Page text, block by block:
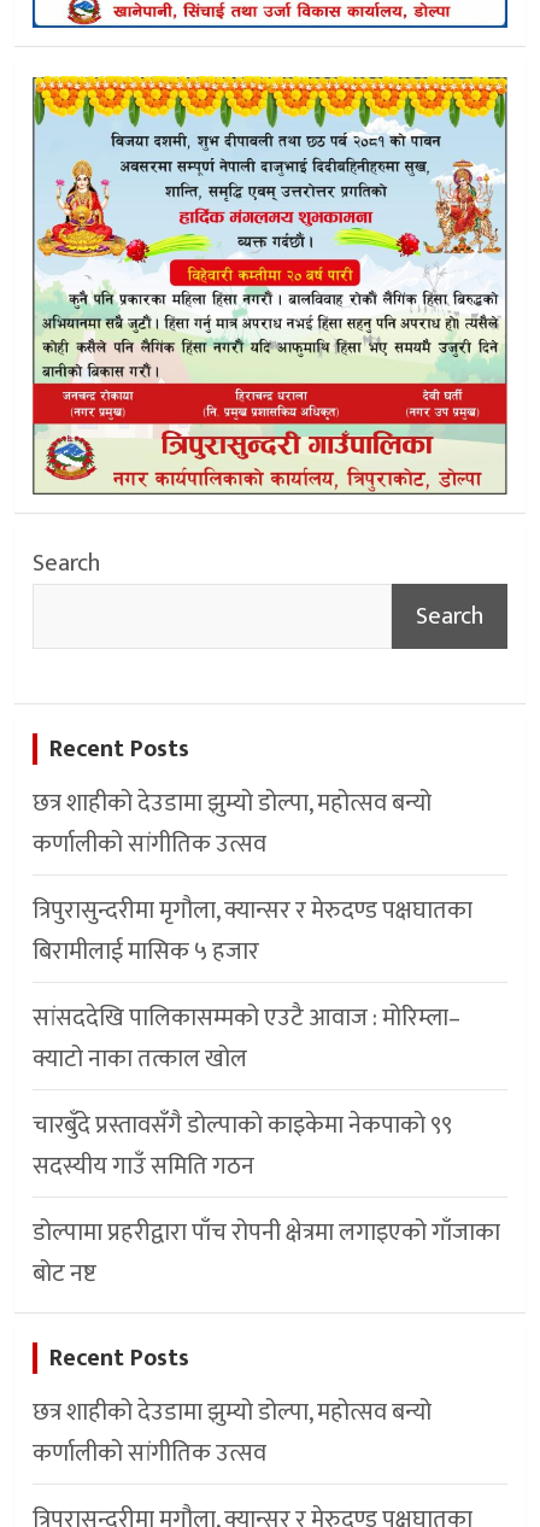
Search
Search
Recent Posts
छत्र शाहीको देउडामा झुम्यो डोल्पा, महोत्सव बन्यो
कर्णालीको सांगीतिक उत्सव
त्रिपुरासुन्दरीमा मृगौला, क्यान्सर र मेरुदण्ड पक्षघातका
बिरामीलाई मासिक ५ हजार
सांसददेखि पालिकासम्मको एउटै आवाज : मोरिम्ला–
क्याटो नाका तत्काल खोल
चारबुँदे प्रस्तावसँगै डाेल्पाकाे काइकेमा नेकपाकाे ९९
सदस्यीय गाउँ समिति गठन
डोल्पामा प्रहरीद्वारा पाँच रोपनी क्षेत्रमा लगाइएको गाँजाका
बोट नष्ट
Recent Posts
छत्र शाहीको देउडामा झुम्यो डोल्पा, महोत्सव बन्यो
कर्णालीको सांगीतिक उत्सव